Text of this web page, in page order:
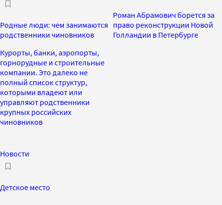
Родные люди: чем занимаются
родственники чиновников
Курорты, банки, аэропорты,
горнорудные и строительные
компании. Это далеко не
полный список структур,
которыми владеют или
управляют родственники
крупных российских
чиновников
Роман Абрамович борется за
право реконструкции Новой
Голландии в Петербурге
Новости
Детское место